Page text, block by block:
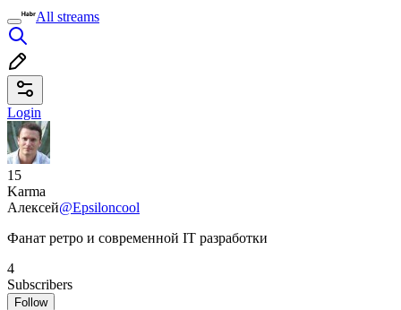
All streams
Login
15
Karma
Алексей@Epsiloncool
Фанат ретро и современной IT разработки
4
Subscribers
Follow